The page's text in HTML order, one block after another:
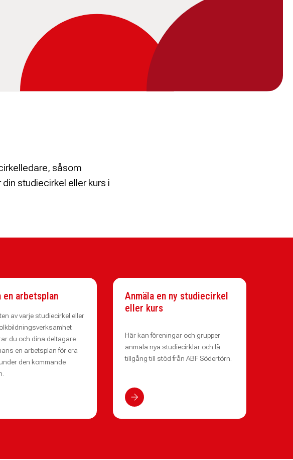
såsom
studiecirkel eller kurs i
en arbetsplan
av varje studiecirkel eller
du och dina deltagare
en arbetsplan för era
den kommande
Anmäla en ny studiecirkel
eller kurs
Här kan föreningar och grupper
anmäla nya studiecirklar och få
tillgång till stöd från ABF Södertörn.